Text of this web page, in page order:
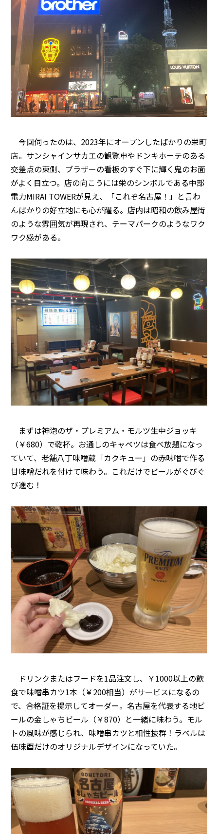
今回伺ったのは、2023年にオープンしたばかりの栄町
店。サンシャインサカエの観覧車やドンキホーテのある
交差点の東側、ブラザーの看板のすぐ下に輝く鬼のお面
がよく目立つ。店の向こうには栄のシンボルである中部
電力MIRAI TOWERが見え、「これぞ名古屋！」と言わ
んばかりの好立地にも心が躍る。店内は昭和の飲み屋街
のような雰囲気が再現され、テーマパークのようなワク
ワク感がある。
まずは神泡のザ・プレミアム・モルツ生中ジョッキ
（￥680）で乾杯。お通しのキャベツは食べ放題になっ
ていて、老舗八丁味噌蔵「カクキュー」の赤味噌で作る
甘味噌だれを付けて味わう。これだけでビールがぐびぐ
び進む！
ドリンクまたはフードを1品注文し、￥1000以上の飲
食で味噌串カツ1本（￥200相当）がサービスになるの
で、合格証を提示してオーダー。名古屋を代表する地ビ
ールの金しゃちビール（￥870）と一緒に味わう。モル
トの風味が感じられ、味噌串カツと相性抜群！ラベルは
伍味酉だけのオリジナルデザインになっていた。